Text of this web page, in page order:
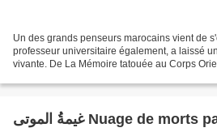
Un des grands penseurs marocains vient de
professeur universitaire également, a laissé
vivante. De La Mémoire tatouée au Corps
غيمةُ الموتى Nuage de morts par Ziyad Abualrob,